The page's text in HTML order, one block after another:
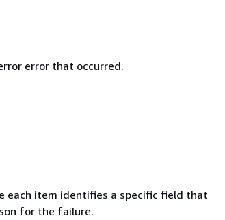
error that occurred.
each item identifies a specific field that
for the failure.